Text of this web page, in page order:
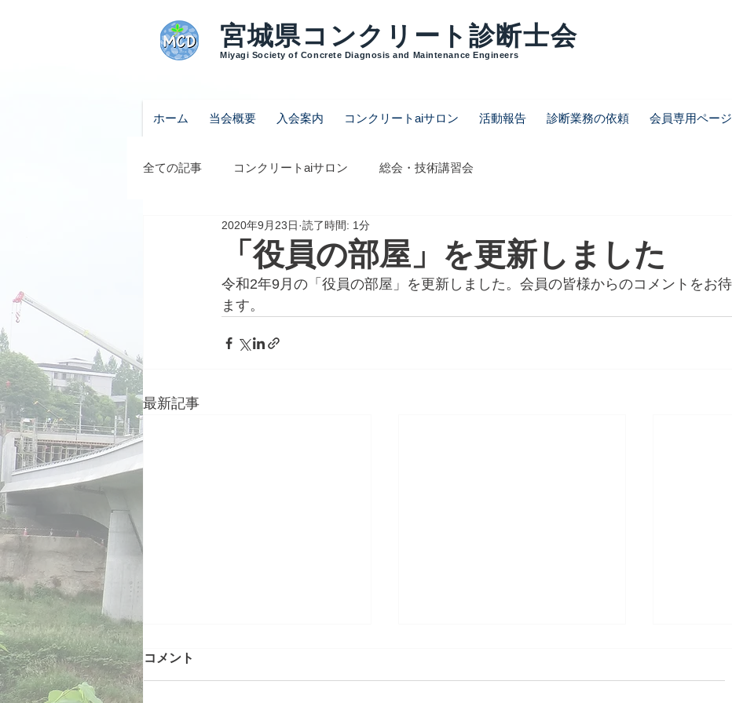
宮城県コンクリート診断士会
Miyagi Society of Concrete Diagnosis and Maintenance Engineers
ホーム 当会概要 入会案内 コンクリートaiサロン 活動報告 診断業務の依頼 会員専用ページ
全ての記事 コンクリートaiサロン 総会・技術講習会
「役員の部屋」を更新しました
2020年9月23日 読了時間: 1分
令和2年9月の「役員の部屋」を更新しました。会員の皆様からのコメントをお
ます。
最新記事
2026年度総会・技術講習会の
コメント